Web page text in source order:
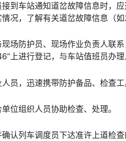
到车站通知道岔故障信息时，
况，了解有关道岔故障信息（
场防护员、现场作业负责人联
上进行登记，与车站值班员办理
员，迅速携带防护备品、检查
位组织人员协助检查、处理。
认列车调度员下达准许上道检